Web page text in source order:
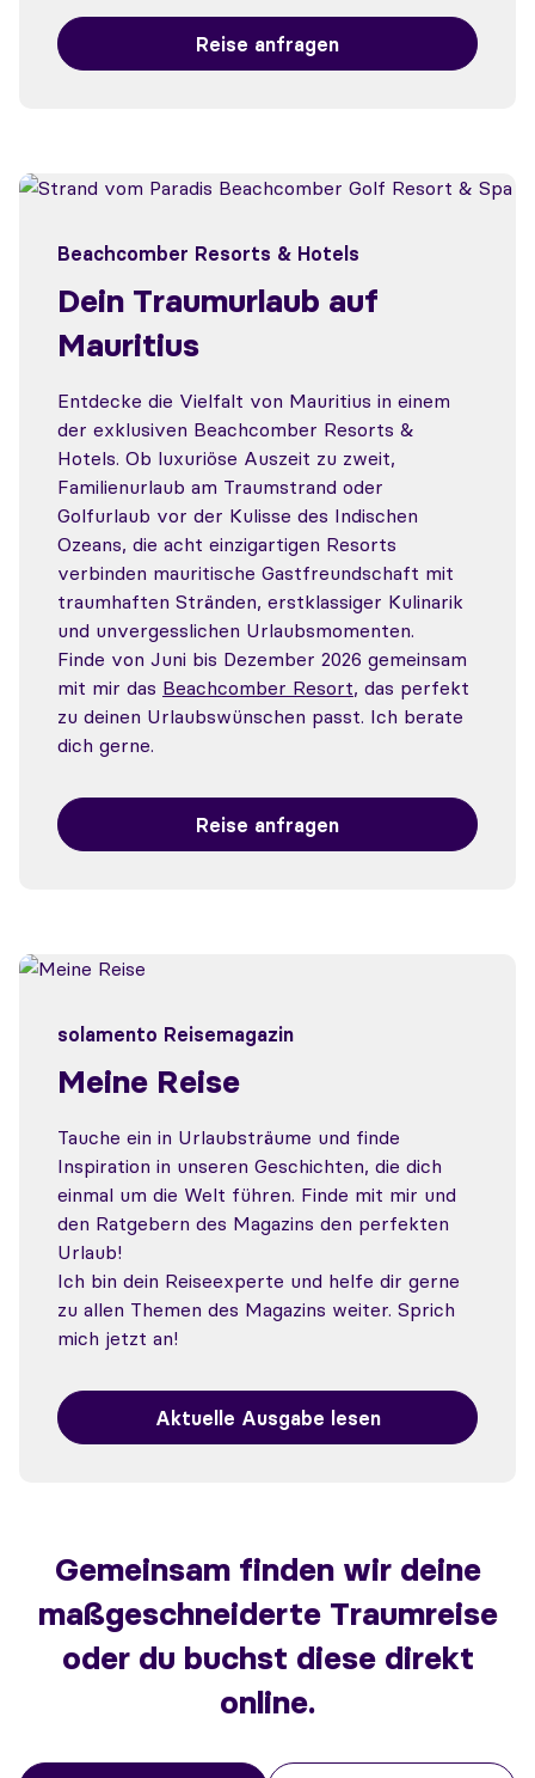
Reise anfragen
Beachcomber Resorts & Hotels
Dein Traumurlaub auf
Mauritius
Entdecke die Vielfalt von Mauritius in einem
der exklusiven Beachcomber Resorts &
Hotels. Ob luxuriöse Auszeit zu zweit,
Familienurlaub am Traumstrand oder
Golfurlaub vor der Kulisse des Indischen
Ozeans, die acht einzigartigen Resorts
verbinden mauritische Gastfreundschaft mit
traumhaften Stränden, erstklassiger Kulinarik
und unvergesslichen Urlaubsmomenten.
Finde von Juni bis Dezember 2026 gemeinsam
mit mir das Beachcomber Resort, das perfekt
zu deinen Urlaubswünschen passt. Ich berate
dich gerne.
Reise anfragen
solamento Reisemagazin
Meine Reise
Tauche ein in Urlaubsträume und finde
Inspiration in unseren Geschichten, die dich
einmal um die Welt führen. Finde mit mir und
den Ratgebern des Magazins den perfekten
Urlaub!
Ich bin dein Reiseexperte und helfe dir gerne
zu allen Themen des Magazins weiter. Sprich
mich jetzt an!
Aktuelle Ausgabe lesen
Gemeinsam finden wir deine
maßgeschneiderte Traumreise
oder du buchst diese direkt
online.